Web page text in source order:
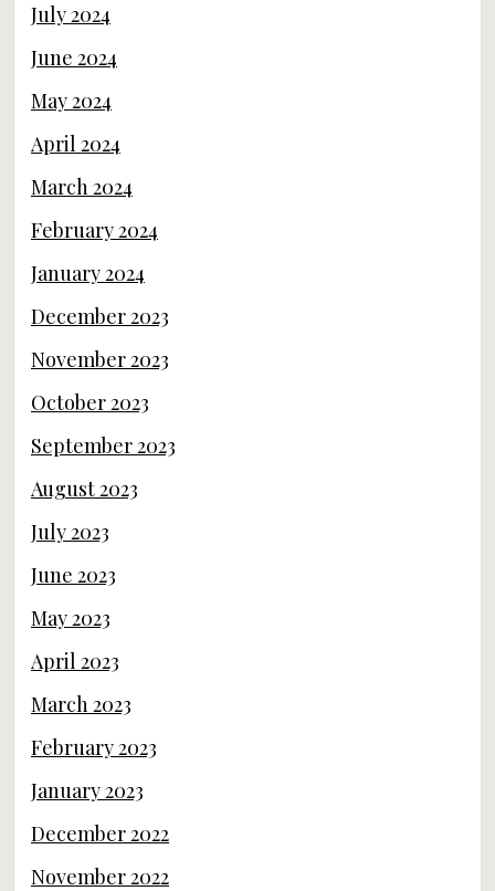
July 2024
June 2024
May 2024
April 2024
March 2024
February 2024
January 2024
December 2023
November 2023
October 2023
September 2023
August 2023
July 2023
June 2023
May 2023
April 2023
March 2023
February 2023
January 2023
December 2022
November 2022